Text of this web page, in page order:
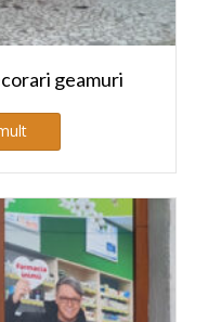
geamuri